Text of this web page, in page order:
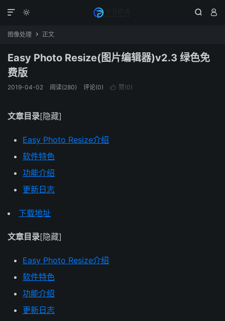
  

图像处理  正文
Easy Photo Resize(图片编辑器)v2.3 绿色免
费版
2019-04-02 阅读(280) 评论(0)  赞(0)
文章目录[隐藏]
Easy Photo Resize介绍
软件特色
功能介绍
更新日志
下载地址
文章目录[隐藏]
Easy Photo Resize介绍
软件特色
功能介绍
更新日志